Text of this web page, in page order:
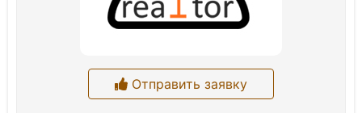
Отправить заявку